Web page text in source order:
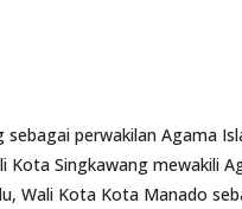
perwakilan Agama
Kota Singkawang mewakili
Wali Kota Kota Manado